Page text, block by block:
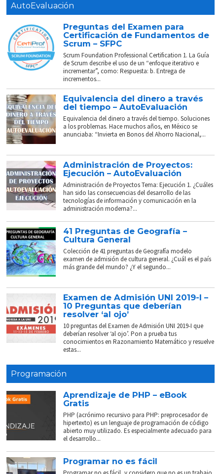
AutoEvaluación
Preguntas del Examen para
Certificación de Fundamentos de
Scrum – SFPC
Scrum Foundation Professional Certification 1. La Guía
de Scrum describe el uso de un “enfoque iterativo e
incrementar”, como: Respuesta: b. Entrega de
incrementos...
Equivalencia del dinero a través
del tiempo – AutoEvaluación
Equivalencia del dinero a través del tiempo. Soluciones
a los problemas. Hace muchos años, en México se
anunciaba: “Invierta en Bonos del Ahorro Nacional,...
Administración de Proyectos:
Ejecución – AutoEvaluación
Administración de Proyectos Tema: Ejecución 1. ¿Cuáles
han sido las consecuencias del desarrollo de las
tecnologías de información y comunicación en la
administración moderna?...
41 Preguntas de Geografía –
Cultura General
Colección de 41 preguntas de Geografía modelo
examen de admisión de cultura general. ¿Cuál es el país
más grande del mundo? ¿Y el segundo...
Examen de Admisión UNI 2019-I –
10 Preguntas que deberían
resolver ‘al ojo’
10 preguntas del Examen de Admisión UNI 2019-I que
deberían resolver ‘al ojo’. Pon a prueba tus
conocimientos en Razonamiento Matemático y resuelve
estas...
Programación
Aprendizaje de PHP – eBook
Gratis
PHP (acrónimo recursivo para PHP: preprocesador de
hipertexto) es un lenguaje de programación de código
abierto muy utilizado. Es especialmente adecuado para
el desarrollo...
Programar no es fácil